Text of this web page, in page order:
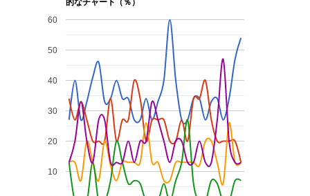
的なチャート（％）
10
20
30
40
50
60